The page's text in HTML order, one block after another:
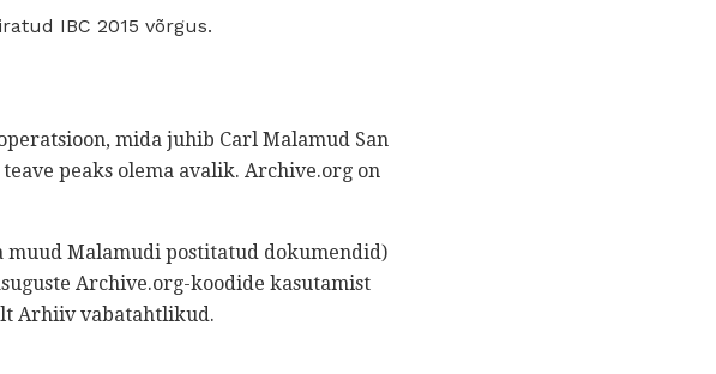
IBC 2015 võrgus.
mida juhib Carl Malamud San
peaks olema avalik. Archive.org on
muud Malamudi postitatud dokumendid)
Archive.org-koodide kasutamist
Arhiiv vabatahtlikud.